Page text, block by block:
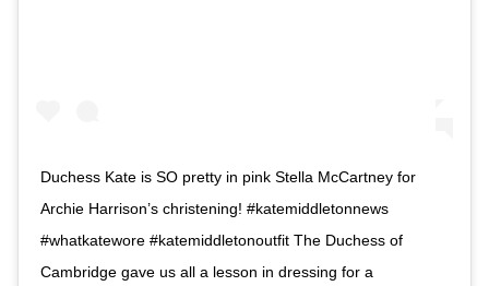
Duchess Kate is SO pretty in pink Stella McCartney for
Archie Harrison’s christening! #katemiddletonnews
#whatkatewore #katemiddletonoutfit The Duchess of
Cambridge gave us all a lesson in dressing for a